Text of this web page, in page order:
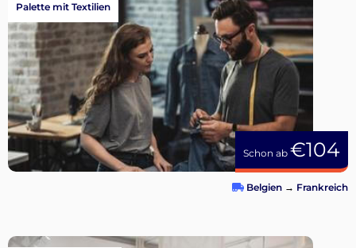
Schon ab €104
Palette mit Textilien
Belgien → Frankreich